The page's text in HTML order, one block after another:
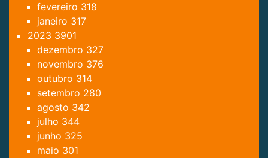
fevereiro 318
janeiro 317
2023 3901
dezembro 327
novembro 376
outubro 314
setembro 280
agosto 342
julho 344
junho 325
maio 301